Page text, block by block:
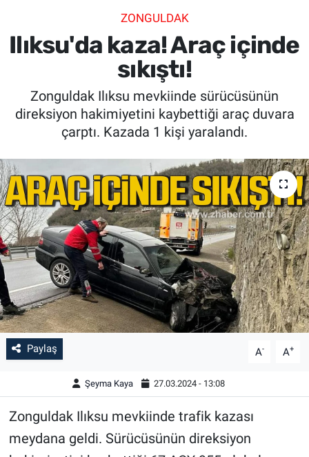
ZONGULDAK
Ilıksu'da kaza! Araç içinde
sıkıştı!
Zonguldak Ilıksu mevkiinde sürücüsünün
direksiyon hakimiyetini kaybettiği araç duvara
çarptı. Kazada 1 kişi yaralandı.
Paylaş A- A+
Şeyma Kaya 27.03.2024 - 13:08
Zonguldak Ilıksu mevkiinde trafik kazası
meydana geldi. Sürücüsünün direksiyon
SAĞLIK